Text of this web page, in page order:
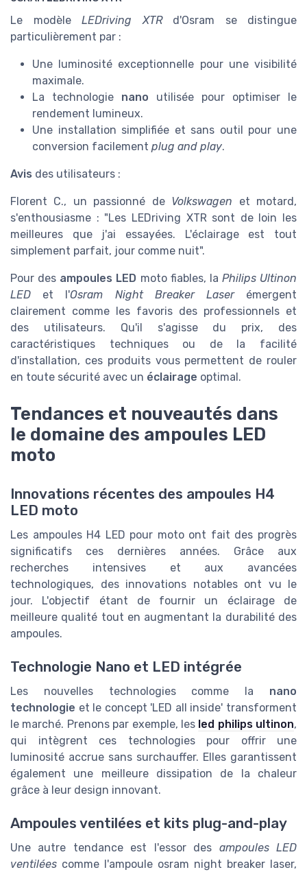
Le modèle LEDriving XTRd'Osram se distingue
particulièrement par :
Une luminosité exceptionnelle pour une visibilité
maximale.
La technologie nano utilisée pour optimiser le
rendement lumineux.
Une installation simplifiée et sans outil pour une
conversion facilement plug and play.
Avis des utilisateurs :
Florent C., un passionné de Volkswagen et motard,
s'enthousiasme : "Les LEDriving XTR sont de loin les
meilleures que j'ai essayées. L'éclairage est tout
simplement parfait, jour comme nuit".
Pour des ampoules LED moto fiables, la Philips Ultinon
LED et l'Osram Night Breaker Laserémergent
clairement comme les favoris des professionnels et
des utilisateurs. Qu'il s'agisse du prix, des
caractéristiques techniques ou de la facilité
d'installation, ces produits vous permettent de rouler
en toute sécurité avec un éclairage optimal.
Tendances et nouveautés dans
le domaine des ampoules LED
moto
Innovations récentes des ampoules H4
LED moto
Les ampoules H4 LED pour moto ont fait des progrès
significatifs ces dernières années. Grâce aux
recherches intensives et aux avancées
technologiques, des innovations notables ont vu le
jour. L'objectif étant de fournir un éclairage de
meilleure qualité tout en augmentant la durabilité des
ampoules.
Technologie Nano et LED intégrée
Les nouvelles technologies comme la nano
technologie et le concept 'LED all inside' transforment
le marché. Prenons par exemple, les led philips ultinon,
qui intègrent ces technologies pour offrir une
luminosité accrue sans surchauffer. Elles garantissent
également une meilleure dissipation de la chaleur
grâce à leur design innovant.
Ampoules ventilées et kits plug-and-play
Une autre tendance est l'essor des ampoules LED
ventilées comme l'ampoule osram night breaker laser,